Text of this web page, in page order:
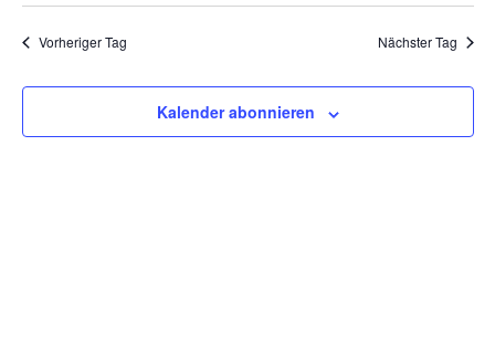
2026
Vorheriger Tag Nächster Tag
Kalender abonnieren